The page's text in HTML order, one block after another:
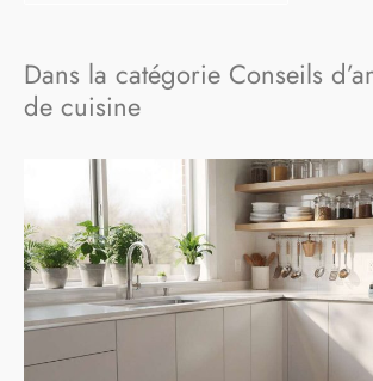
Dans la catégorie Conseils
de cuisine